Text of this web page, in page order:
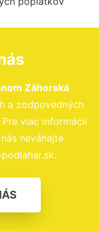
Záhorská
a zodpovedných
viac informácií
neváhajte